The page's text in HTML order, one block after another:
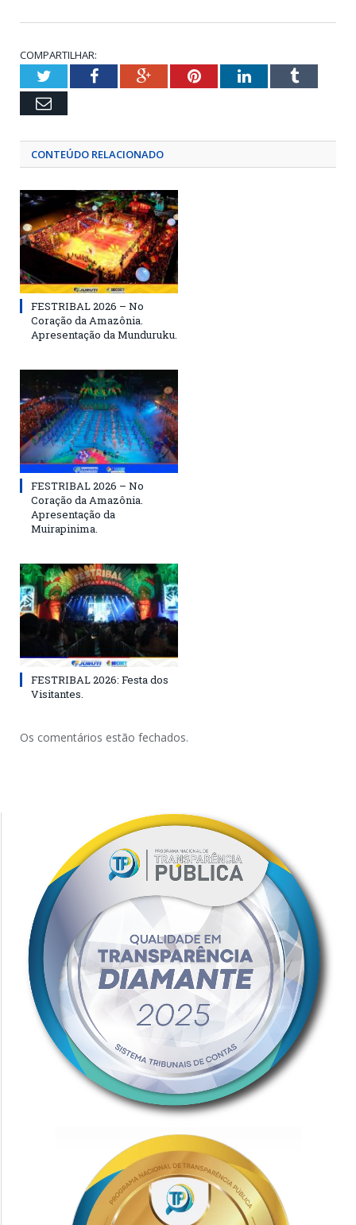
COMPARTILHAR:
TwitterFacebookGoogle+PinterestLinkedInTumblr
Email
CONTEÚDO RELACIONADO
FESTRIBAL 2026 – No
Coração da Amazônia.
Apresentação da Munduruku.
FESTRIBAL 2026 – No
Coração da Amazônia.
Apresentação da
Muirapinima.
FESTRIBAL 2026: Festa dos
Visitantes.
Os comentários estão fechados.